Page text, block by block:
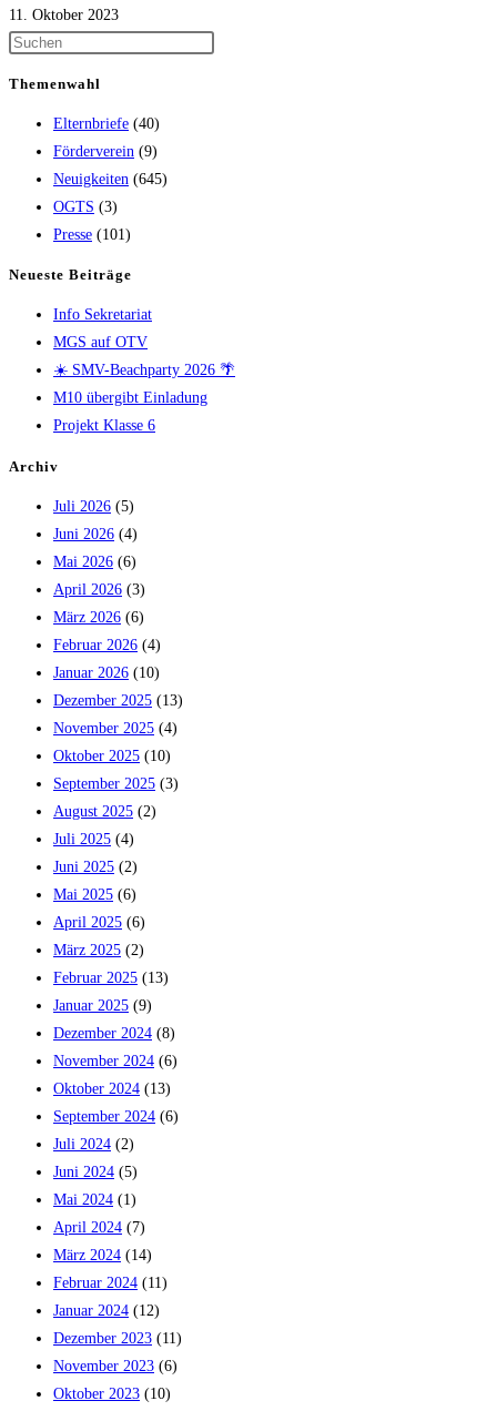
11. Oktober 2023
Themenwahl
Elternbriefe (40)
Förderverein (9)
Neuigkeiten (645)
OGTS (3)
Presse (101)
Neueste Beiträge
Info Sekretariat
MGS auf OTV
☀️ SMV-Beachparty 2026 🌴
M10 übergibt Einladung
Projekt Klasse 6
Archiv
Juli 2026 (5)
Juni 2026 (4)
Mai 2026 (6)
April 2026 (3)
März 2026 (6)
Februar 2026 (4)
Januar 2026 (10)
Dezember 2025 (13)
November 2025 (4)
Oktober 2025 (10)
September 2025 (3)
August 2025 (2)
Juli 2025 (4)
Juni 2025 (2)
Mai 2025 (6)
April 2025 (6)
März 2025 (2)
Februar 2025 (13)
Januar 2025 (9)
Dezember 2024 (8)
November 2024 (6)
Oktober 2024 (13)
September 2024 (6)
Juli 2024 (2)
Juni 2024 (5)
Mai 2024 (1)
April 2024 (7)
März 2024 (14)
Februar 2024 (11)
Januar 2024 (12)
Dezember 2023 (11)
November 2023 (6)
Oktober 2023 (10)